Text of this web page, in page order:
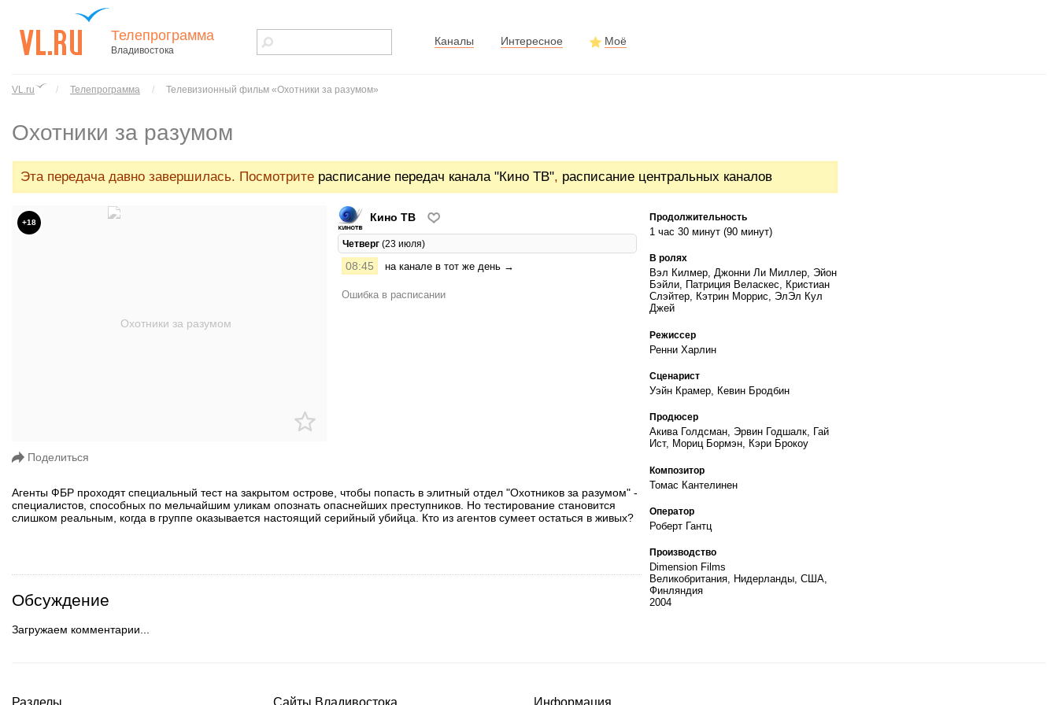
города
Владивостока
Телепрограмма
Владивостока
Каналы Интересное Моё
VL.ru / Телепрограмма / Телевизионный фильм «Охотники за разумом»
Охотники за разумом
Эта передача давно завершилась. Посмотрите расписание передач канала "Кино ТВ", расписание центральных каналов
+18
Поделиться
Кино ТВ
Четверг (23 июля)
08:45 на канале в тот же день →
Ошибка в расписании
Агенты ФБР проходят специальный тест на закрытом острове, чтобы попасть в элитный отдел "Охотников за разумом" -
специалистов, способных по мельчайшим уликам опознать опаснейших преступников. Но тестирование становится
слишком реальным, когда в группе оказывается настоящий серийный убийца. Кто из агентов сумеет остаться в живых?
Продолжительность
1 час 30 минут (90 минут)
В ролях
Вэл Килмер, Джонни Ли Миллер, Эйон
Бэйли, Патриция Веласкес, Кристиан
Слэйтер, Кэтрин Моррис, ЭлЭл Кул
Джей
Режиссер
Ренни Харлин
Сценарист
Уэйн Крамер, Кевин Бродбин
Продюсер
Акива Голдсман, Эрвин Годшалк, Гай
Ист, Мориц Бормэн, Кэри Брокоу
Композитор
Томас Кантелинен
Оператор
Роберт Гантц
Производство
Dimension Films
Великобритания, Нидерланды, США,
Финляндия
2004
Обсуждение
Загружаем комментарии...